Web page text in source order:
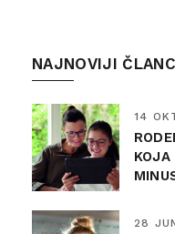
NAJNOVIJI
14
28